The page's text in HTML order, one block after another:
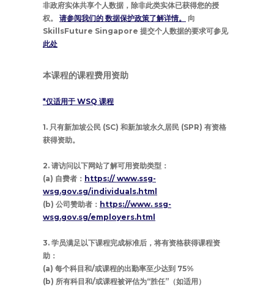
非政府实体共享个人数据，除非此类实体已获得您的授
权。 请参阅我们的 数据保护政策了解详情。
向
SkillsFuture Singapore 提交个人数据的要求可参见
此处
本课程的课程费用资助
*仅适用于 WSQ 课程
1. 只有新加坡公民 (SC) 和新加坡永久居民 (SPR) 有资格
获得资助。
2. 请访问以下网站了解可用资助类型：
(a) 自费者： https:// www.ssg-
wsg.gov.sg/individuals.html
(b) 公司赞助者： https://www. ssg-
wsg.gov.sg/employers.html
3. 学员满足以下课程完成标准后，将有资格获得课程资
助：
(a) 每个科目和/或课程的出勤率至少达到 75%
(b) 所有科目和/或课程被评估为“胜任”（如适用）